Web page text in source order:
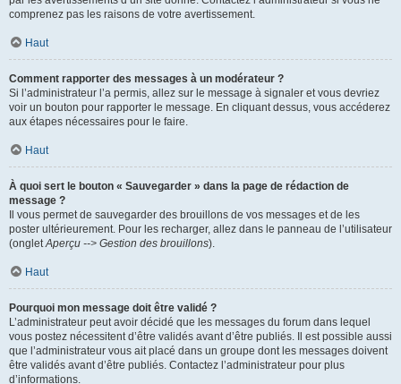
comprenez pas les raisons de votre avertissement.
Haut
Comment rapporter des messages à un modérateur ?
Si l’administrateur l’a permis, allez sur le message à signaler et vous devriez
voir un bouton pour rapporter le message. En cliquant dessus, vous accéderez
aux étapes nécessaires pour le faire.
Haut
À quoi sert le bouton « Sauvegarder » dans la page de rédaction de
message ?
Il vous permet de sauvegarder des brouillons de vos messages et de les
poster ultérieurement. Pour les recharger, allez dans le panneau de l’utilisateur
(ongletAperçu --> Gestion des brouillons).
Haut
Pourquoi mon message doit être validé ?
L’administrateur peut avoir décidé que les messages du forum dans lequel
vous postez nécessitent d’être validés avant d’être publiés. Il est possible aussi
que l’administrateur vous ait placé dans un groupe dont les messages doivent
être validés avant d’être publiés. Contactez l’administrateur pour plus
d’informations.